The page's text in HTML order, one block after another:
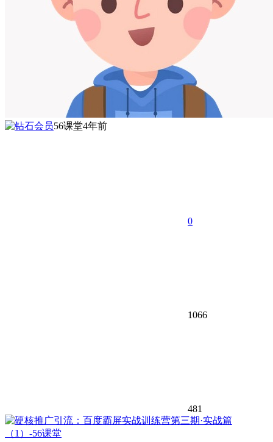
56课堂4年前
0
1066
481